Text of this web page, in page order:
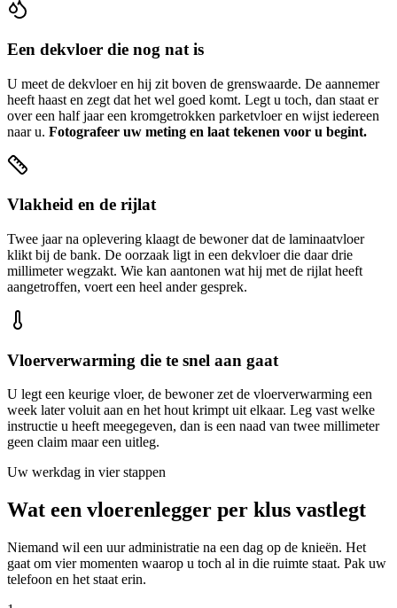
Een dekvloer die nog nat is
U meet de dekvloer en hij zit boven de grenswaarde. De aannemer
heeft haast en zegt dat het wel goed komt. Legt u toch, dan staat er
over een half jaar een kromgetrokken parketvloer en wijst iedereen
naar u. Fotografeer uw meting en laat tekenen voor u begint.
Vlakheid en de rijlat
Twee jaar na oplevering klaagt de bewoner dat de laminaatvloer
klikt bij de bank. De oorzaak ligt in een dekvloer die daar drie
millimeter wegzakt. Wie kan aantonen wat hij met de rijlat heeft
aangetroffen, voert een heel ander gesprek.
Vloerverwarming die te snel aan gaat
U legt een keurige vloer, de bewoner zet de vloerverwarming een
week later voluit aan en het hout krimpt uit elkaar. Leg vast welke
instructie u heeft meegegeven, dan is een naad van twee millimeter
geen claim maar een uitleg.
Uw werkdag in vier stappen
Wat een vloerenlegger per klus vastlegt
Niemand wil een uur administratie na een dag op de knieën. Het
gaat om vier momenten waarop u toch al in die ruimte staat. Pak uw
telefoon en het staat erin.